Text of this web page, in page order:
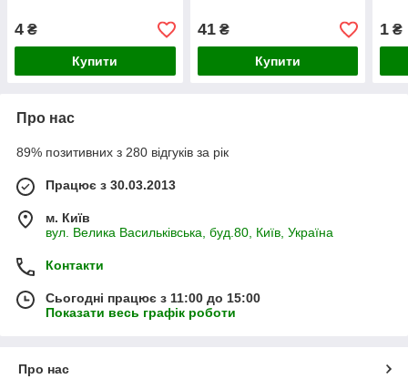
4 ₴
Купити
41₴
Купити
1 ₴
Про нас
89% позитивних з 280 відгуків за рік
Працює з 30.03.2013
м. Київ
вул. Велика Васильківська, буд.80, Київ, Україна
Контакти
Сьогодні працює з 11:00 до 15:00
Показати весь графік роботи
Про нас